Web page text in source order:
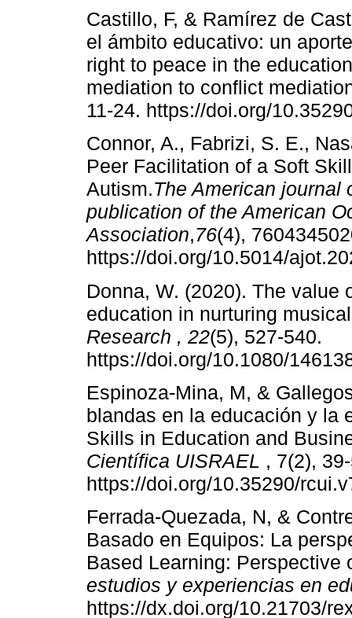
Castillo, F, & Ramírez de
el ámbito educativo: un
right to peace in the
mediation to conflict
11-24. https://doi.org/
Connor, A., Fabrizi, S. E.,
Peer Facilitation of a Soft
Autism.The American journal
publication of the American
Association,76(4),
https://doi.org/10.5014/
Donna, W. (2020). The value
education in nurturing
Research , 22(5), 527-540.
https://doi.org/10.1080/
Espinoza-Mina, M, &
blandas en la educación y la
Skills in Education and
Científica UISRAEL , 7(2),
https://doi.org/10.35290/
Ferrada-Quezada, N, &
Basado en Equipos: La
Based Learning: Perspective
estudios y experiencias en
https://dx.doi.org/10.21703/